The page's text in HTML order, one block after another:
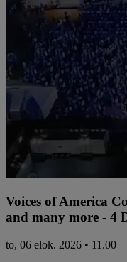
Voices of America
and many more - 4
to, 06 elok. 2026 • 11.00